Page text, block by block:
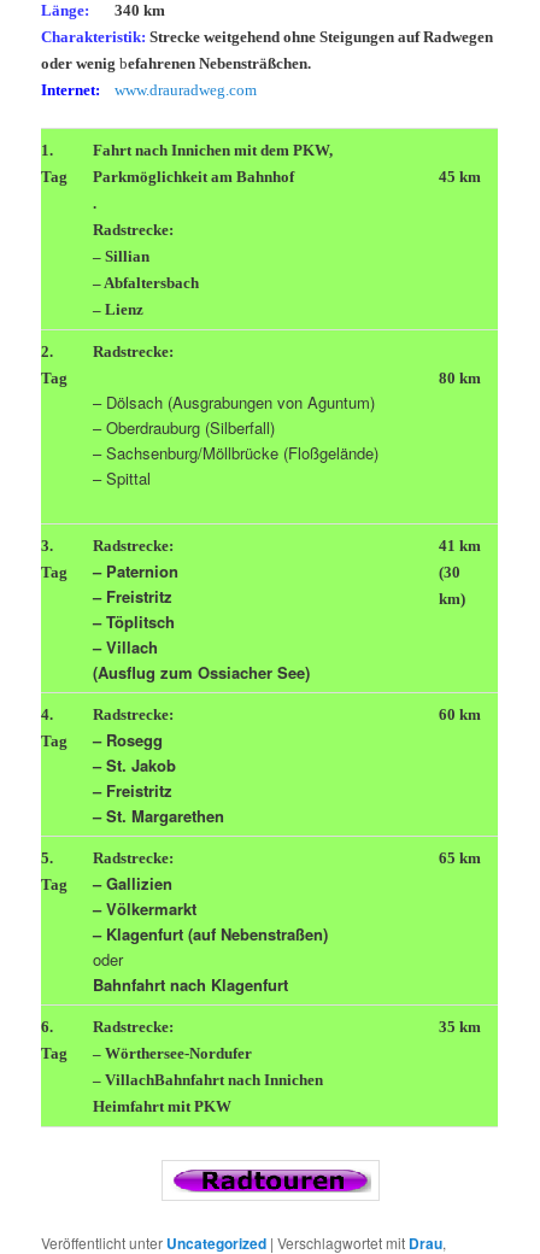
Länge: 340 km
Charakteristik: Strecke weitgehend ohne Steigungen auf Radwegen
oder wenigbefahrenen Nebensträßchen.
Internet:
www.drauradweg.com
1.
Tag
Fahrt nach Innichen mit dem PKW,
Parkmöglichkeit am Bahnhof
.
Radstrecke:
– Sillian
– Abfaltersbach
– Lienz
45 km
2.
Tag
Radstrecke:
– Dölsach (Ausgrabungen von Aguntum)
– Oberdrauburg (Silberfall)
– Sachsenburg/Möllbrücke (Floßgelände)
– Spittal
80 km
3.
Tag
Radstrecke:
– Paternion
– Freistritz
– Töplitsch
– Villach
(Ausflug zum Ossiacher See)
41 km
(30
km)
4.
Tag
Radstrecke:
– Rosegg
– St. Jakob
– Freistritz
– St. Margarethen
60 km
5.
Tag
Radstrecke:
– Gallizien
– Völkermarkt
– Klagenfurt (auf Nebenstraßen)
oder
Bahnfahrt nach Klagenfurt
65 km
6.
Tag
Radstrecke:
– Wörthersee-Nordufer
– VillachBahnfahrt nach Innichen
Heimfahrt mit PKW
35 km
Veröffentlicht unter Uncategorized |Verschlagwortet mit Drau,